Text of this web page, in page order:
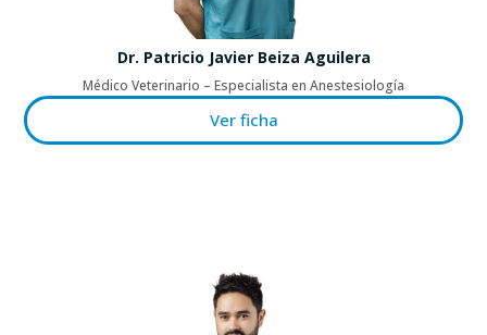
Dr. Patricio Javier Beiza Aguilera
Médico Veterinario – Especialista en Anestesiología
Ver ficha